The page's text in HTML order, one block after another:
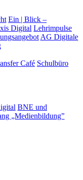
Ein | Blick –
Digital Lehrimpulse
AG Digitale
Café Schulbüro
BNE und
„Medienbildung”